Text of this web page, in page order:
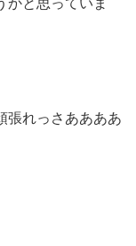
張れっさああああ